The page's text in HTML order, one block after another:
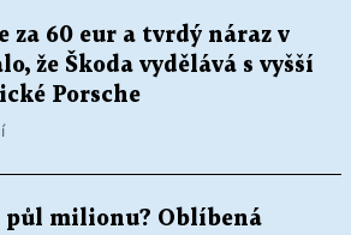
za 60 eur a tvrdý náraz v
že Škoda vydělává s vyšší
Porsche
půl milionu? Oblíbená